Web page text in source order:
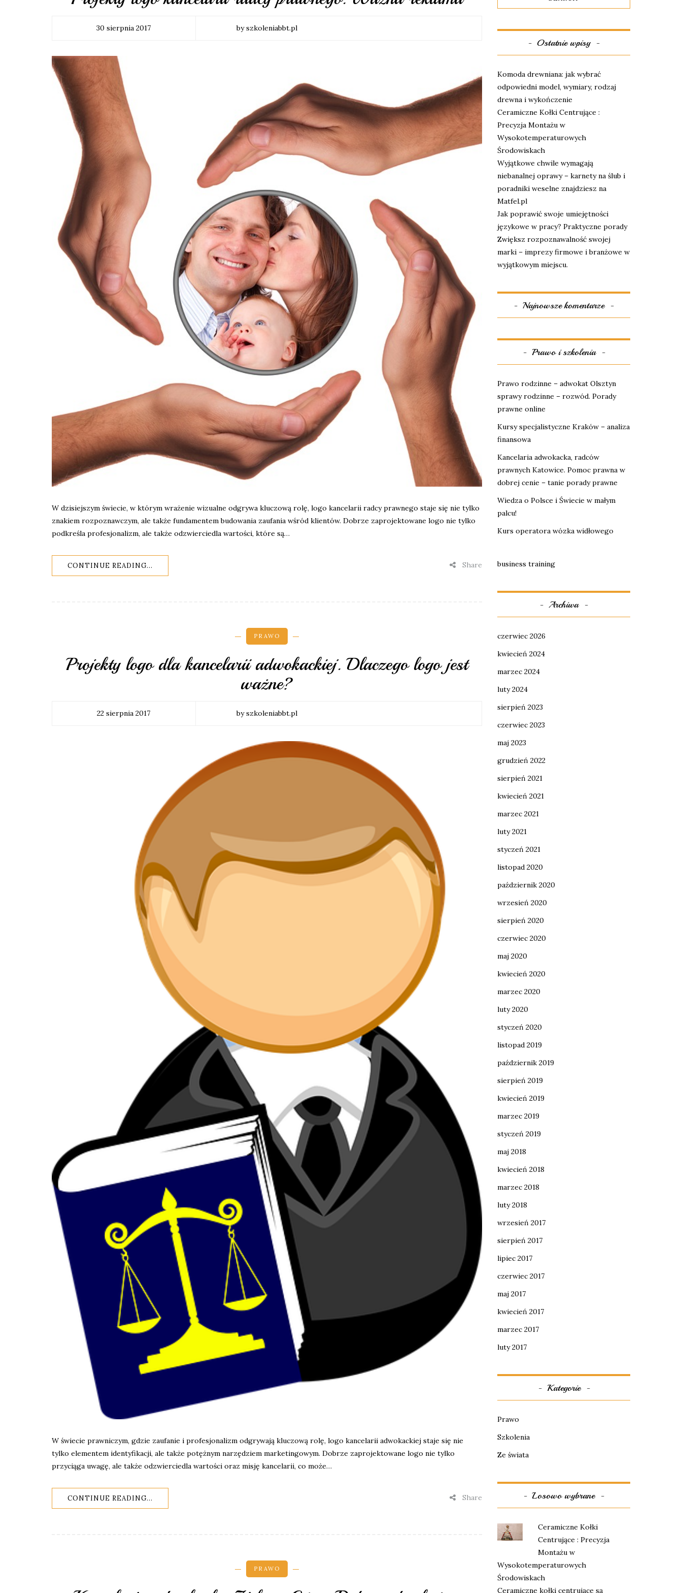
30 sierpnia 2017 by szkoleniabbt.pl
W dzisiejszym świecie, w którym wrażenie wizualne odgrywa kluczową rolę, logo kancelarii radcy prawnego staje się nie tylko
znakiem rozpoznawczym, ale także fundamentem budowania zaufania wśród klientów. Dobrze zaprojektowane logo nie tylko
podkreśla profesjonalizm, ale także odzwierciedla wartości, które są…
CONTINUE READING... Share
PRAWO
Projekty logo dla kancelarii adwokackiej. Dlaczego logo jest
ważne?
22 sierpnia 2017 by szkoleniabbt.pl
W świecie prawniczym, gdzie zaufanie i profesjonalizm odgrywają kluczową rolę, logo kancelarii adwokackiej staje się nie
tylko elementem identyfikacji, ale także potężnym narzędziem marketingowym. Dobrze zaprojektowane logo nie tylko
przyciąga uwagę, ale także odzwierciedla wartości oraz misję kancelarii, co może…
CONTINUE READING... Share
PRAWO
Ostatnie wpisy
Komoda drewniana: jak wybrać
odpowiedni model, wymiary, rodzaj
drewna i wykończenie
Ceramiczne Kołki Centrujące :
Precyzja Montażu w
Wysokotemperaturowych
Środowiskach
Wyjątkowe chwile wymagają
niebanalnej oprawy – karnety na ślub i
poradniki weselne znajdziesz na
Matfel.pl
Jak poprawić swoje umiejętności
językowe w pracy? Praktyczne porady
Zwiększ rozpoznawalność swojej
marki – imprezy firmowe i branżowe w
wyjątkowym miejscu.
Najnowsze komentarze
Prawo i szkolenia
Prawo rodzinne – adwokat Olsztyn
sprawy rodzinne – rozwód. Porady
prawne online
Kursy specjalistyczne Kraków – analiza
finansowa
Kancelaria adwokacka, radców
prawnych Katowice. Pomoc prawna w
dobrej cenie – tanie porady prawne
Wiedza o Polsce i Świecie w małym
palcu!
Kurs operatora wózka widłowego
business training
Archiwa
czerwiec 2026
kwiecień 2024
marzec 2024
luty 2024
sierpień 2023
czerwiec 2023
maj 2023
grudzień 2022
sierpień 2021
kwiecień 2021
marzec 2021
luty 2021
styczeń 2021
listopad 2020
październik 2020
wrzesień 2020
sierpień 2020
czerwiec 2020
maj 2020
kwiecień 2020
marzec 2020
luty 2020
styczeń 2020
listopad 2019
październik 2019
sierpień 2019
kwiecień 2019
marzec 2019
styczeń 2019
maj 2018
kwiecień 2018
marzec 2018
luty 2018
wrzesień 2017
sierpień 2017
lipiec 2017
czerwiec 2017
maj 2017
kwiecień 2017
marzec 2017
luty 2017
Kategorie
Prawo
Szkolenia
Ze świata
Losowo wybrane
Ceramiczne Kołki
Centrujące : Precyzja
Montażu w
Wysokotemperaturowych
Środowiskach
Ceramiczne kołki centrujące są